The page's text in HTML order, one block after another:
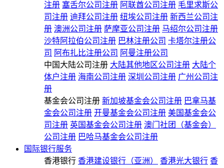
注册 塞舌尔公司注册 阿联酋公司注册 毛里求斯公
司注册 迪拜公司注册 纽埃公司注册 新西兰公司注
册 澳洲公司注册 萨摩亚公司注册 马绍尔公司注册
沙特阿拉伯公司注册 巴林注册公司 卡塔尔注册公
司 阿布扎比注册公司 阿曼注册公司
中国大陆公司注册 大陆其他地区公司注册 大陆个
体户注册 海南公司注册 深圳公司注册 广州公司注
册
基金会公司注册 新加坡基金会公司注册 巴拿马基
金会公司注册 开曼基金会公司注册 美国基金会公
司注册 英国基金会公司注册 澳门社团（基金会）
公司注册 巴哈马基金会公司注册
国际银行服务
香港银行 香港建设银行（亚洲） 香港光大银行 香